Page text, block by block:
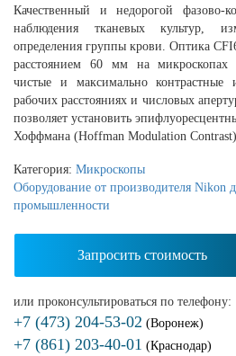
Качественный и недорогой фазово-
наблюдения тканевых культур,
определения группы крови. Оптика
расстоянием 60 мм на микроскопах
чистые и максимально контрастные
рабочих расстояниях и числовых
позволяет установить
Хоффмана (Hoffman Modulation Contrast)
Категория: Микроскопы
Оборудование от производителя Nikon
промышленности
Запросить стоимость
или проконсультироваться по телефону:
+7 (473) 204-53-02 (Воронеж)
+7 (861) 203-40-01 (Краснодар)